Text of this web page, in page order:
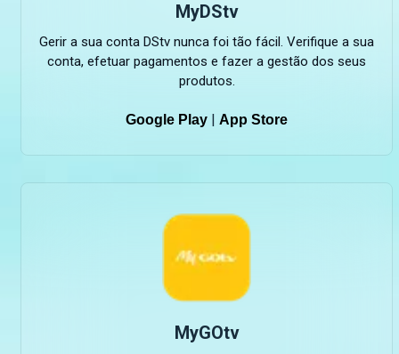
MyDStv
Gerir a sua conta DStv nunca foi tão fácil. Verifique a sua
conta, efetuar pagamentos e fazer a gestão dos seus
produtos.
Google Play | App Store
MyGOtv